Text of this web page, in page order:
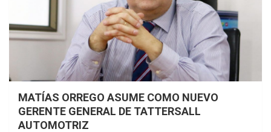
MATÍAS ORREGO ASUME COMO NUEVO
GERENTE GENERAL DE TATTERSALL
AUTOMOTRIZ